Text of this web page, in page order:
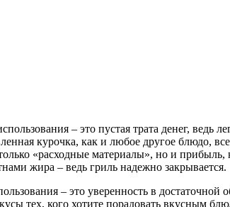
– это пустая трата денег, ведь
курочка, как и любое другое блюдо,
«расходные материалы», но и
жира – ведь гриль надежно закрывается.
– это уверенность в
тех, кого хотите порадовать вкусным